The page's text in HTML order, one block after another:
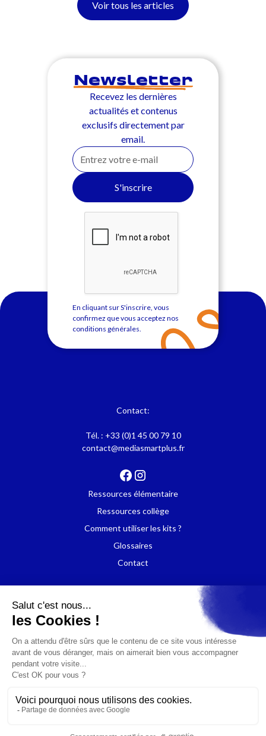
Voir tous les articles
Newsletter
Recevez les dernières
actualités et contenus
exclusifs directement par
email.
En cliquant sur S'inscrire, vous
confirmez que vous acceptez nos
conditions générales
Contact:
Tél. : +33 (0)1 45 00 79 10
contact@mediasmartplus.fr
Ressources élémentaire
Ressources collège
Comment utiliser les kits ?
Glossaires
Contact
Politique de confidentialité